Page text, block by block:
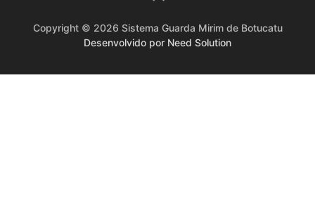
Copyright © 2026 Sistema Guarda Mirim de Botucatu
Desenvolvido por Need Solution